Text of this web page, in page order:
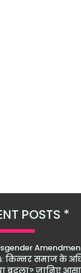
POSTS
किन्नर समाज के